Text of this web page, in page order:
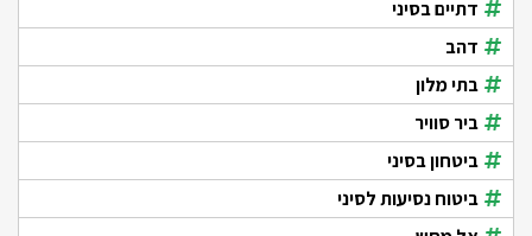
דתיים בסיני
דהב
בתי מלון
ביר סוויר
ביטחון בסיני
ביטוח נסיעות לסיני